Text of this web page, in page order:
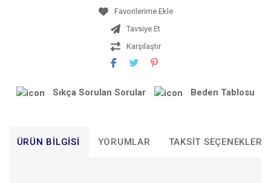
Tavsiye Et
Karşılaştır
Sıkça Sorulan Sorular Beden Tablosu
ÜRÜN BILGISI YORUMLAR TAKSIT SEÇENEKLERI